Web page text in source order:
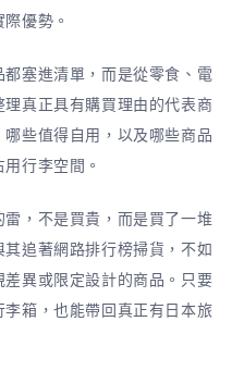
優勢。
塞進清單，而是從零食、電
真正具有購買理由的代表商
些值得自用，以及哪些商品
行李空間。
，不是買貴，而是買了一堆
追著網路排行榜掃貨，不如
異或限定設計的商品。只要
箱，也能帶回真正有日本旅